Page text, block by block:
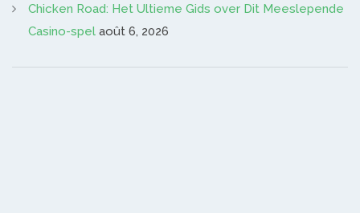
Chicken Road: Het Ultieme Gids over Dit Meeslepende
Casino-spel août 6, 2026